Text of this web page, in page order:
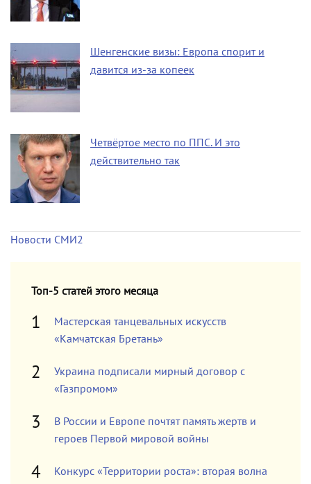
Шенгенские визы: Европа спорит и
давится из-за копеек
Четвёртое место по ППС. И это
действительно так
Новости СМИ2
Топ-5 статей этого месяца
Мастерская танцевальных искусств
«Камчатская Бретань»
Украина подписали мирный договор с
«Газпромом»
В России и Европе почтят память жертв и
героев Первой мировой войны
Конкурс «Территории роста»: вторая волна